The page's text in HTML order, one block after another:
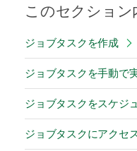
このセクション
ジョブタスクを作成
ジョブタスクを手動で
ジョブタスクをスケジ
ジョブタスクにアクセ